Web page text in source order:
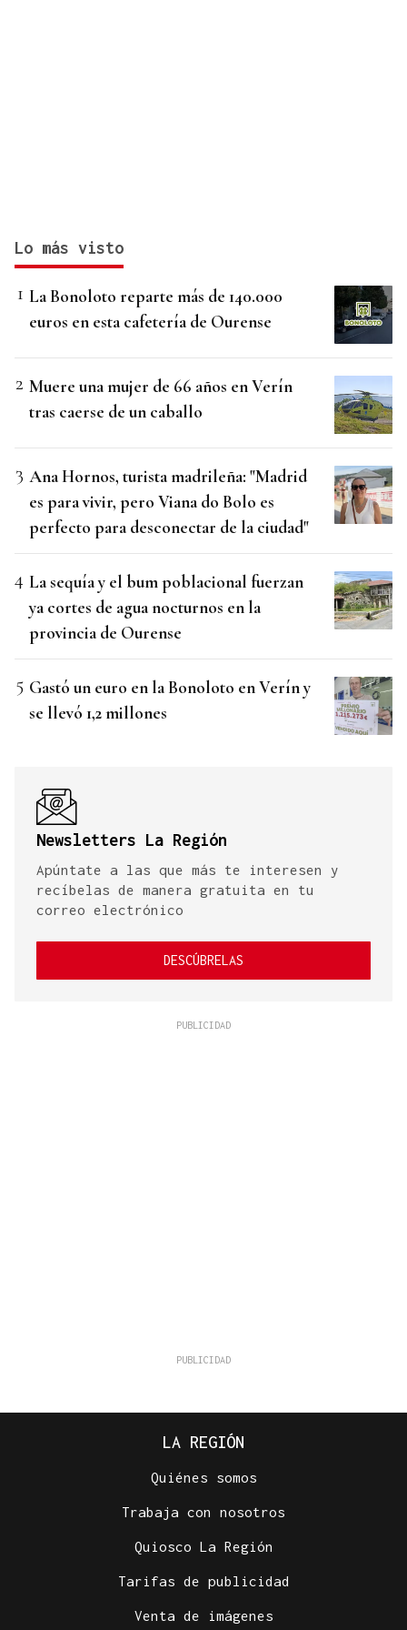
Lo más visto
La Bonoloto reparte más de 140.000
euros en esta cafetería de Ourense
Muere una mujer de 66 años en Verín
tras caerse de un caballo
Ana Hornos, turista madrileña: "Madrid
es para vivir, pero Viana do Bolo es
perfecto para desconectar de la ciudad"
La sequía y el bum poblacional fuerzan
ya cortes de agua nocturnos en la
provincia de Ourense
Gastó un euro en la Bonoloto en Verín y
se llevó 1,2 millones
Newsletters La Región
Apúntate a las que más te interesen y
recíbelas de manera gratuita en tu
correo electrónico
DESCÚBRELAS
LA REGIÓN
Quiénes somos
Trabaja con nosotros
Quiosco La Región
Tarifas de publicidad
Venta de imágenes